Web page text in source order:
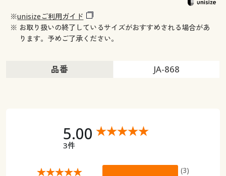
※unisizeご利用ガイド
※ お取り扱いの終了しているサイズがおすすめされる場合があ
ります。予めご了承ください。
品番 JA-868
5.00
3件
(3)